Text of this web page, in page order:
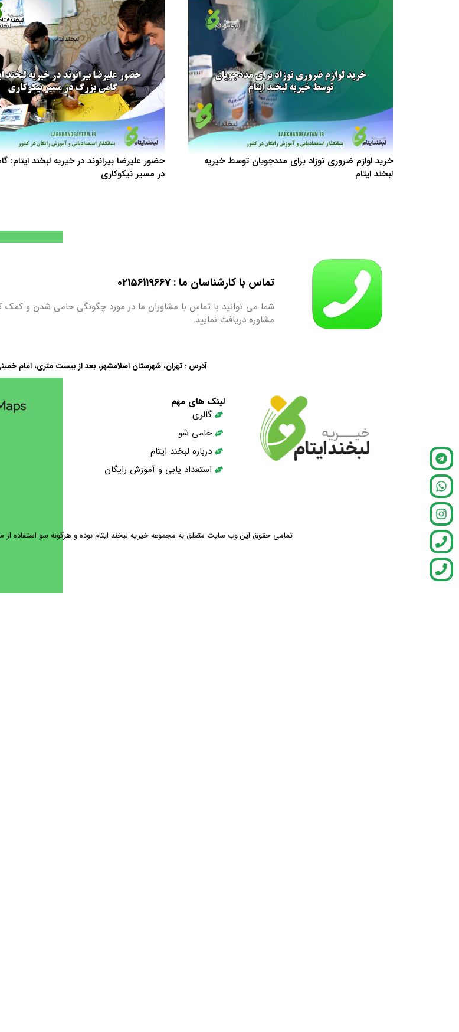
خرید لوازم ضروری نوزاد برای مددجویان توسط خیریه
لبخند ایتام
حضور علیرضا بیرانوند در خیریه لبخند ایتام:
در مسیر نیکوکاری
تماس با کارشناسان ما : 02156119667
شما می توانید با تماس با مشاوران ما در مورد چگونگی حامی شدن و کمک
مشاوره دریافت نمایید.
آدرس : تهران، شهرستان اسلامشهر، بعد از بیست متری، امام
لینک های مهم
گالری
حامی شو
درباره لبخند ایتام
استعداد یابی و آموزش رایگان
تمامی حقوق این وب سایت متعلق به مجموعه خیریه لبخند ایتام بوده و هرگونه سو استفاده از